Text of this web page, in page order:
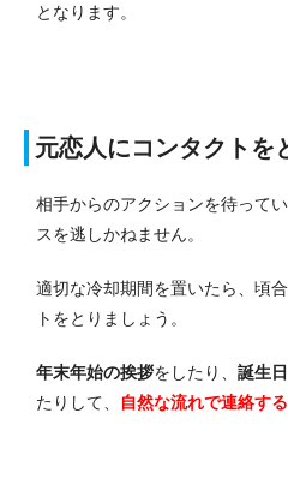
となります。
元恋人にコンタクトを
相手からのアクションを待って
スを逃しかねません。
適切な冷却期間を置いたら、頃
トをとりましょう。
年末年始の挨拶をしたり、 誕生
たりして、
自然な流れで連絡する